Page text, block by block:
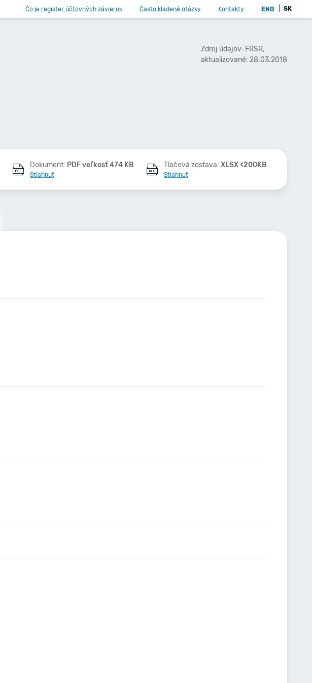
Čo je register účtovných závierok Často kladené otázky Kontakty ENG SK
Zdroj údajov: FRSR,
aktualizované: 28.03.2018
Dokument: PDF veľkosť 474 KB
Stiahnuť
Tlačová zostava:XLSX <200KB
Stiahnuť